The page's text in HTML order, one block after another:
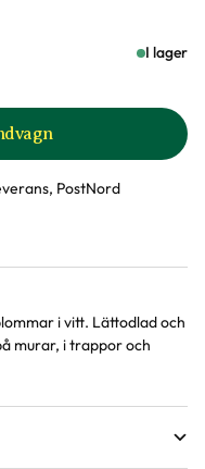
I lager
PostNord
i vitt. Lättodlad och
murar, i trappor och